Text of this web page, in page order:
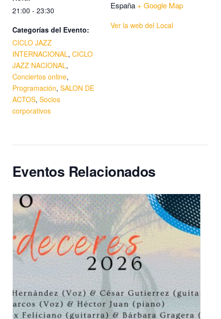
21:00 - 23:30
Categorías del Evento:
CICLO JAZZ
INTERNACIONAL, CICLO
JAZZ NACIONAL,
Conciertos online,
Programación, SALON DE
ACTOS, Socios
corporativos
España + Google Map
Ver la web del Local
Eventos Relacionados